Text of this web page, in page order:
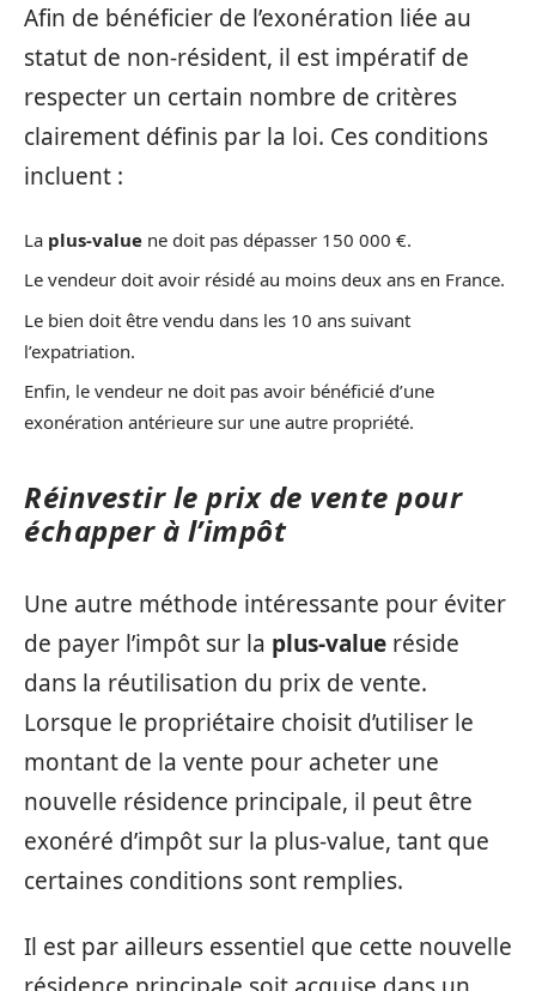
Afin de bénéficier de l’exonération liée au
statut de non-résident, il est impératif de
respecter un certain nombre de critères
clairement définis par la loi. Ces conditions
incluent :
La plus-value ne doit pas dépasser 150 000 €.
Le vendeur doit avoir résidé au moins deux ans en France.
Le bien doit être vendu dans les 10 ans suivant
l’expatriation.
Enfin, le vendeur ne doit pas avoir bénéficié d’une
exonération antérieure sur une autre propriété.
Réinvestir le prix de vente pour
échapper à l’impôt
Une autre méthode intéressante pour éviter
de payer l’impôt sur la plus-value réside
dans la réutilisation du prix de vente.
Lorsque le propriétaire choisit d’utiliser le
montant de la vente pour acheter une
nouvelle résidence principale, il peut être
exonéré d’impôt sur la plus-value, tant que
certaines conditions sont remplies.
Il est par ailleurs essentiel que cette nouvelle